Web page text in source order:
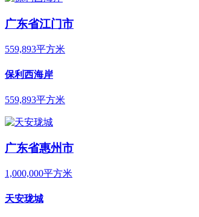
广东省江门市
559,893平方米
保利西海岸
559,893平方米
广东省惠州市
1,000,000平方米
天安珑城